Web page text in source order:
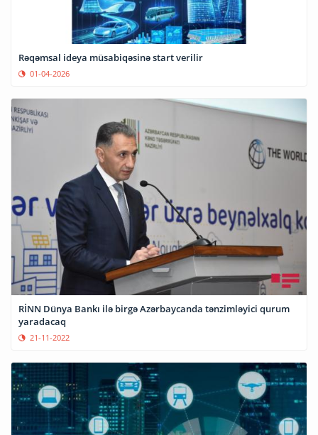
Rəqəmsal ideya müsabiqəsinə start verilir
01-04-2026
RİNN Dünya Bankı ilə birgə Azərbaycanda tənzimləyici qurum
yaradacaq
21-11-2022